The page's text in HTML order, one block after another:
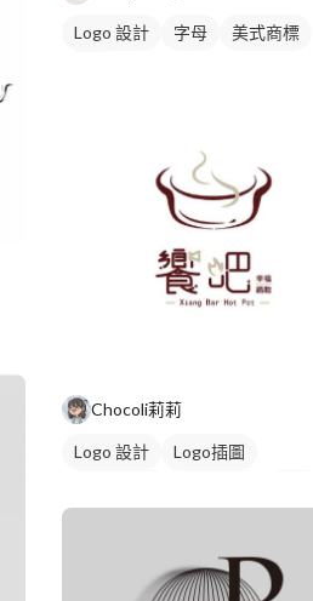
Logo 設計 字母
美式商標
Chocoli莉莉
Logo 設計
Logo插圖